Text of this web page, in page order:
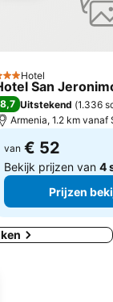
Sterren
Hotel
San
8,7 Uitstekend (1.336
Armenia, 1.2 km vanaf
van € 52
Bekijk prijzen van 4
Prijzen